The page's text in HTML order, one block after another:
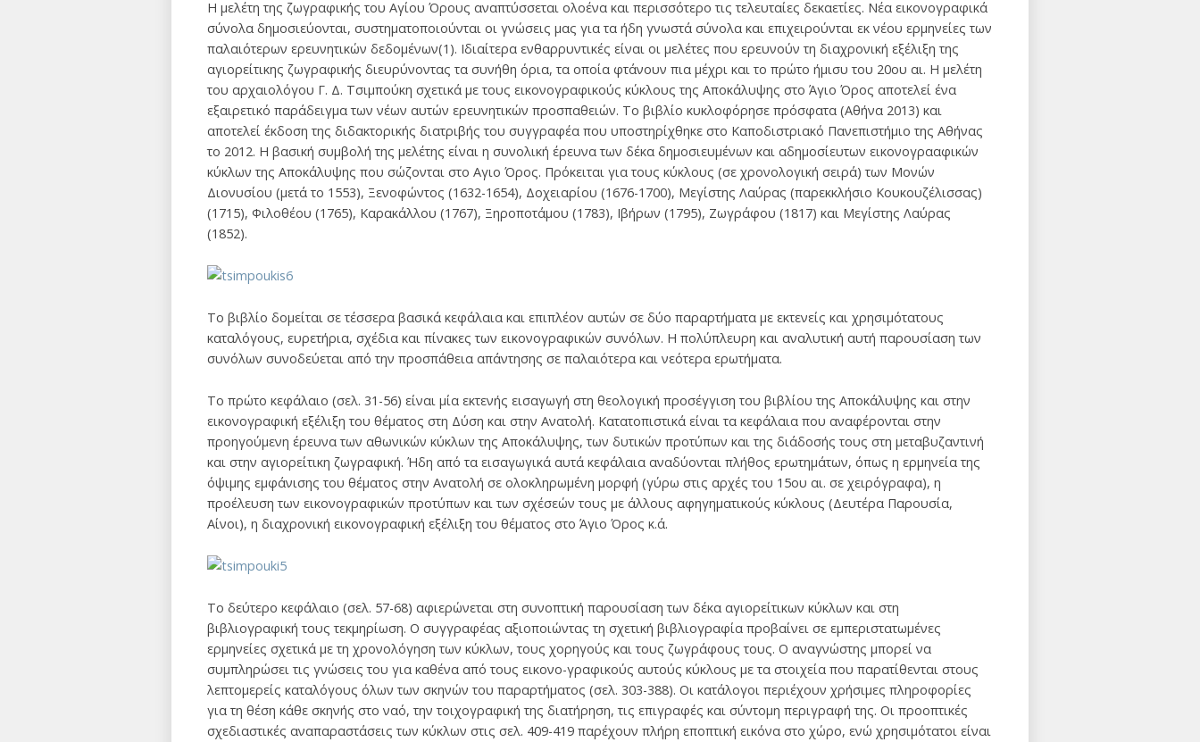
Η μελέτη της ζωγραφικής του Αγίου Όρους αναπτύσσεται ολοένα και περισσότερο τις τελευταίες δεκαετίες. Νέα εικονογραφικά
σύνολα δημοσιεύονται, συστηματοποιούνται οι γνώσεις μας για τα ήδη γνωστά σύνολα και επιχειρούνται εκ νέου ερμηνείες των
παλαιότερων ερευνητικών δεδομένων(1). Ιδιαίτερα ενθαρρυντικές είναι οι μελέτες που ερευνούν τη διαχρονική εξέλιξη της
αγιορείτικης ζωγραφικής διευρύνοντας τα συνήθη όρια, τα οποία φτάνουν πια μέχρι και το πρώτο ήμισυ του 20ου αι. Η μελέτη
του αρχαιολόγου Γ. Δ. Τσιμπούκη σχετικά με τους εικονογραφικούς κύκλους της Αποκάλυψης στο Άγιο Όρος αποτελεί ένα
εξαιρετικό παράδειγμα των νέων αυτών ερευνητικών προσπαθειών. Το βιβλίο κυκλοφόρησε πρόσφατα (Αθήνα 2013) και
αποτελεί έκδοση της διδακτορικής διατριβής του συγγραφέα που υποστηρίχθηκε στο Καποδιστριακό Πανεπιστήμιο της Αθήνας
το 2012. Η βασική συμβολή της μελέτης είναι η συνολική έρευνα των δέκα δημοσιευμένων και αδημοσίευτων εικονογρααφικών
κύκλων της Αποκάλυψης που σώζονται στο Αγιο Όρος. Πρόκειται για τους κύκλους (σε χρονολογική σειρά) των Μονών
Διονυσίου (μετά το 1553), Ξενοφώντος (1632-1654), Δοχειαρίου (1676-1700), Μεγίστης Λαύρας (παρεκκλήσιο Κουκουζέλισσας)
(1715), Φιλοθέου (1765), Καρακάλλου (1767), Ξηροποτάμου (1783), Ιβήρων (1795), Ζωγράφου (1817) και Μεγίστης Λαύρας
(1852).
Το βιβλίο δομείται σε τέσσερα βασικά κεφάλαια και επιπλέον αυτών σε δύο παραρτήματα με εκτενείς και χρησιμότατους
καταλόγους, ευρετήρια, σχέδια και πίνακες των εικονογραφικών συνόλων. Η πολύπλευρη και αναλυτική αυτή παρουσίαση των
συνόλων συνοδεύεται από την προσπάθεια απάντησης σε παλαιότερα και νεότερα ερωτήματα.
Το πρώτο κεφάλαιο (σελ. 31-56) είναι μία εκτενής εισαγωγή στη θεολογική προσέγγιση του βιβλίου της Αποκάλυψης και στην
εικονογραφική εξέλιξη του θέματος στη Δύση και στην Ανατολή. Κατατοπιστικά είναι τα κεφάλαια που αναφέρονται στην
προηγούμενη έρευνα των αθωνικών κύκλων της Αποκάλυψης, των δυτικών προτύπων και της διάδοσής τους στη μεταβυζαντινή
και στην αγιορείτικη ζωγραφική. Ήδη από τα εισαγωγικά αυτά κεφάλαια αναδύονται πλήθος ερωτημάτων, όπως η ερμηνεία της
όψιμης εμφάνισης του θέματος στην Ανατολή σε ολοκληρωμένη μορφή (γύρω στις αρχές του 15ου αι. σε χειρόγραφα), η
προέλευση των εικονογραφικών προτύπων και των σχέσεών τους με άλλους αφηγηματικούς κύκλους (Δευτέρα Παρουσία,
Αίνοι), η διαχρονική εικονογραφική εξέλιξη του θέματος στο Άγιο Όρος κ.ά.
Το δεύτερο κεφάλαιο (σελ. 57-68) αφιερώνεται στη συνοπτική παρουσίαση των δέκα αγιορείτικων κύκλων και στη
βιβλιογραφική τους τεκμηρίωση. Ο συγγραφέας αξιοποιώντας τη σχετική βιβλιογραφία προβαίνει σε εμπεριστατωμένες
ερμηνείες σχετικά με τη χρονολόγηση των κύκλων, τους χορηγούς και τους ζωγράφους τους. Ο αναγνώστης μπορεί να
συμπληρώσει τις γνώσεις του για καθένα από τους εικονο-γραφικούς αυτούς κύκλους με τα στοιχεία που παρατίθενται στους
λεπτομερείς καταλόγους όλων των σκηνών του παραρτήματος (σελ. 303-388). Οι κατάλογοι περιέχουν χρήσιμες πληροφορίες
για τη θέση κάθε σκηνής στο ναό, την τοιχογραφική της διατήρηση, τις επιγραφές και σύντομη περιγραφή της. Οι προοπτικές
σχεδιαστικές αναπαραστάσεις των κύκλων στις σελ. 409-419 παρέχουν πλήρη εποπτική εικόνα στο χώρο, ενώ χρησιμότατοι είναι